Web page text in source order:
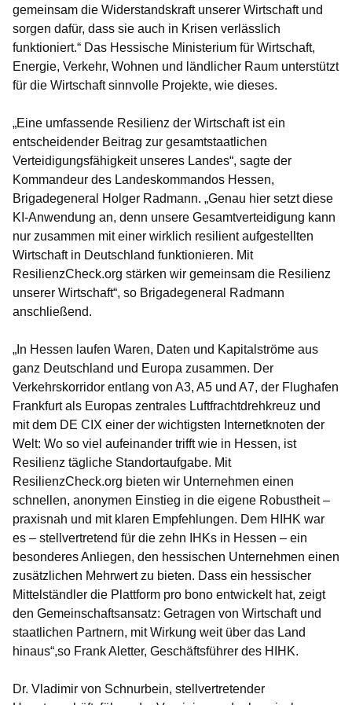
gemeinsam die Widerstandskraft unserer Wirtschaft und
sorgen dafür, dass sie auch in Krisen verlässlich
funktioniert.“ Das Hessische Ministerium für Wirtschaft,
Energie, Verkehr, Wohnen und ländlicher Raum unterstützt
für die Wirtschaft sinnvolle Projekte, wie dieses.
„Eine umfassende Resilienz der Wirtschaft ist ein
entscheidender Beitrag zur gesamtstaatlichen
Verteidigungsfähigkeit unseres Landes“, sagte der
Kommandeur des Landeskommandos Hessen,
Brigadegeneral Holger Radmann. „Genau hier setzt diese
KI-Anwendung an, denn unsere Gesamtverteidigung kann
nur zusammen mit einer wirklich resilient aufgestellten
Wirtschaft in Deutschland funktionieren. Mit
ResilienzCheck.org stärken wir gemeinsam die Resilienz
unserer Wirtschaft“, so Brigadegeneral Radmann
anschließend.
„In Hessen laufen Waren, Daten und Kapitalströme aus
ganz Deutschland und Europa zusammen. Der
Verkehrskorridor entlang von A3, A5 und A7, der Flughafen
Frankfurt als Europas zentrales Luftfrachtdrehkreuz und
mit dem DE CIX einer der wichtigsten Internetknoten der
Welt: Wo so viel aufeinander trifft wie in Hessen, ist
Resilienz tägliche Standortaufgabe. Mit
ResilienzCheck.org bieten wir Unternehmen einen
schnellen, anonymen Einstieg in die eigene Robustheit –
praxisnah und mit klaren Empfehlungen. Dem HIHK war
es – stellvertretend für die zehn IHKs in Hessen – ein
besonderes Anliegen, den hessischen Unternehmen einen
zusätzlichen Mehrwert zu bieten. Dass ein hessischer
Mittelständler die Plattform pro bono entwickelt hat, zeigt
den Gemeinschaftsansatz: Getragen von Wirtschaft und
staatlichen Partnern, mit Wirkung weit über das Land
hinaus“,so Frank Aletter, Geschäftsführer des HIHK.
Dr. Vladimir von Schnurbein, stellvertretender